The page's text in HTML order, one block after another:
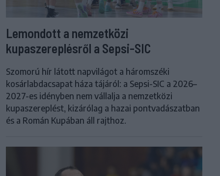
Lemondott a nemzetközi
kupaszereplésről a Sepsi-SIC
Szomorú hír látott napvilágot a háromszéki
kosárlabdacsapat háza tájáról: a Sepsi-SIC a 2026–
2027-es idényben nem vállalja a nemzetközi
kupaszereplést, kizárólag a hazai pontvadászatban
és a Román Kupában áll rajthoz.